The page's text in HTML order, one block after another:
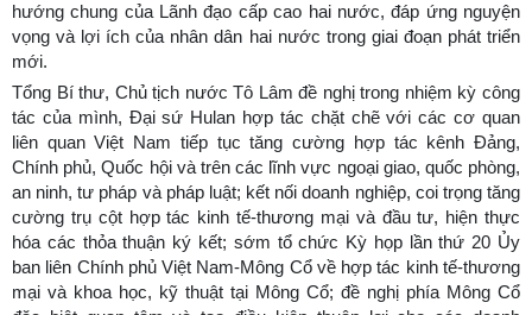
hướng chung của Lãnh đạo cấp cao hai nước, đáp ứng nguyện
vọng và lợi ích của nhân dân hai nước trong giai đoạn phát triển
mới.
Tổng Bí thư, Chủ tịch nước Tô Lâm đề nghị trong nhiệm kỳ công
tác của mình, Đại sứ Hulan hợp tác chặt chẽ với các cơ quan
liên quan Việt Nam tiếp tục tăng cường hợp tác kênh Đảng,
Chính phủ, Quốc hội và trên các lĩnh vực ngoại giao, quốc phòng,
an ninh, tư pháp và pháp luật; kết nối doanh nghiệp, coi trọng tăng
cường trụ cột hợp tác kinh tế-thương mại và đầu tư, hiện thực
hóa các thỏa thuận ký kết; sớm tổ chức Kỳ họp lần thứ 20 Ủy
ban liên Chính phủ Việt Nam-Mông Cổ về hợp tác kinh tế-thương
mại và khoa học, kỹ thuật tại Mông Cổ; đề nghị phía Mông Cổ